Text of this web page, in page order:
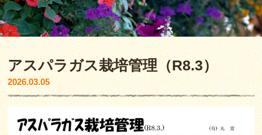
アスパラガス栽培管理（R8.3）
2026.03.05